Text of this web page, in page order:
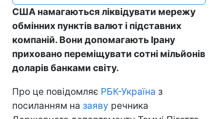
США намагаються ліквідувати мережу
обмінних пунктів валют і підставних
компаній. Вони допомагають Ірану
приховано переміщувати сотні мільйонів
доларів банками світу.
Про це повідомляє РБК-Україна з
посиланням на заяву речника